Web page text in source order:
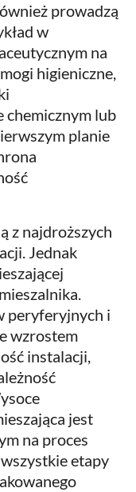
prowadzą
w
na
higieniczne,
chemicznym lub
planie
z najdroższych
Jednak
peryferyjnych i
wzrostem
instalacji,
jest
na proces
etapy